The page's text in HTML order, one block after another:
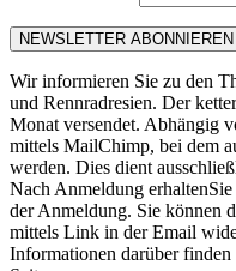
Wir informieren Sie zu den
und Rennradresien. Der
Monat versendet. Abhängig
mittels MailChimp, bei dem
werden. Dies dient
Nach Anmeldung
der Anmeldung. Sie können
mittels Link in der Email
Informationen darüber